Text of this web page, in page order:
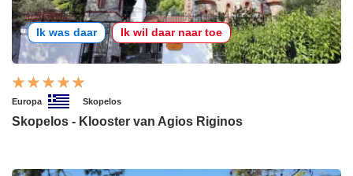
Ik was daar Ik wil daar naar toe
Europa Skopelos
Skopelos - Klooster van Agios Riginos